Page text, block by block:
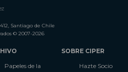
Santiago de Chile
© 2007-2026
Papeles de la
SOBRE CIPER
Hazte Socio